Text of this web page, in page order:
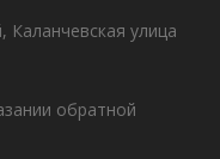
улица
обратной